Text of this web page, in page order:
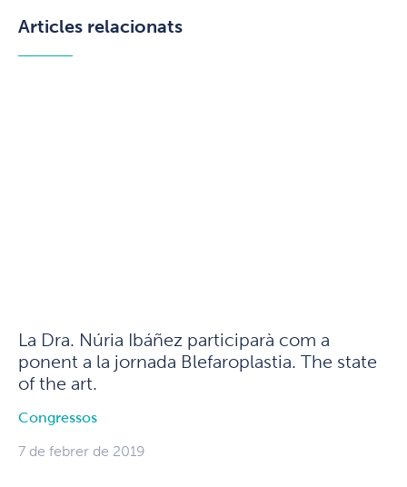
Articles relacionats
La Dra. Núria Ibáñez participarà com a
ponent a la jornada Blefaroplastia. The state
of the art.
Congressos
7 de febrer de 2019